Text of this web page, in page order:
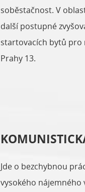
soběstačnost. V
další postupné
startovacích bytů pro
Prahy 13.
Jde o bezchybnou
vysokého nájemného